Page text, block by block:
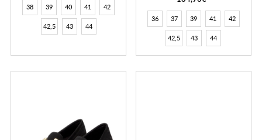
38 39 40 41 42
42,5 43 44
36 37 39 41 42
42,5 43 44